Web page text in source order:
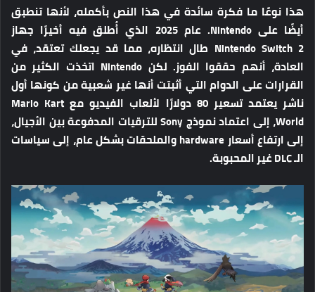
هذا نوعًا ما فكرة سائدة في هذا النص بأكمله، لأنها تنطبق
أيضًا على Nintendo. عام 2025 الذي أُطلق فيه أخيرًا جهاز
Nintendo Switch 2 طال انتظاره، مما قد يجعلك تعتقد، في
العادة، أنهم حققوا الفوز. لكن Nintendo اتخذت الكثير من
القرارات على الدوام التي أثبتت أنها غير شعبية من كونها أول
ناشر يعتمد تسعير 80 دولارًا لألعاب الفيديو مع Mario Kart
World، إلى اعتماد نموذج Sony للترقيات المدفوعة بين الأجيال،
إلى ارتفاع أسعار hardware والملحقات بشكل عام، إلى سياسات
الـ DLC غير المحبوبة.